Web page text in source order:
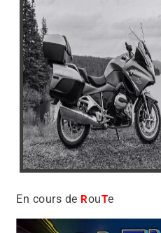
En cours de RouTe